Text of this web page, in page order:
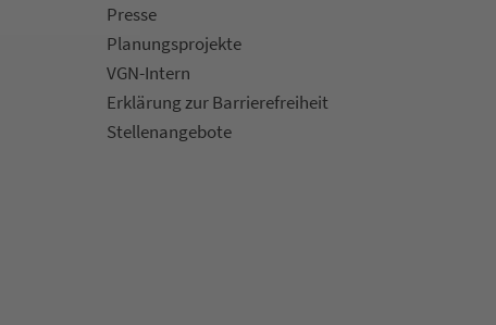
Presse
Pla­nungs­pro­jekte
VGN-Intern
Erklärung zur Bar­ri­e­re­frei­heit
Stellenan­ge­bote